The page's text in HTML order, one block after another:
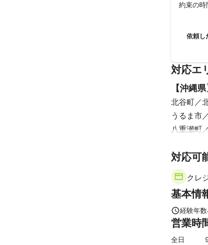
約束の時
仕上が
依頼し
対応エ
【沖縄県
北谷町
うるま市
八重瀬町
対応可
クレ
基本情
経験年数
営業時
全日